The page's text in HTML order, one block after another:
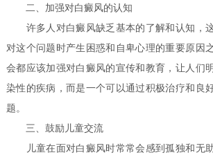
二、加强对白癜风的认知
许多人对白癜风缺乏基本的了解和认知，
对这个问题时产生困惑和自卑心理的重要原因
会都应该加强对白癜风的宣传和教育，让人们
染性的疾病，而是一个可以通过积极治疗和良
题。
三、鼓励儿童交流
儿童在面对白癜风时常常会感到孤独和无